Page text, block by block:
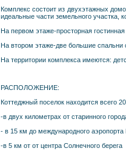
Комплекс состоит из двухэтажных
идеальные части земельного участка,
На первом этаже-просторная
На втором этаже-две большие спальни
На территории комплекса имеются:
РАСПОЛОЖЕНИЕ:
Коттеджный поселок находится всего
-в двух километрах от старинного
- в 15 км до международного аэропорта
-в 5 км от от центра Солнечного берега